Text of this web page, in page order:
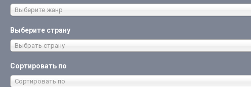
Выберите жанр
Выберите страну
Выбрать страну
Сортировать по
Сортировать по